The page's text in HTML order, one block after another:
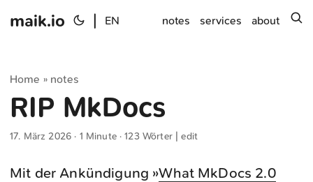
maik.io EN notes services about
Home » notes
RIP MkDocs
17. März 2026 · 1 Minute · 123 Wörter |edit
Mit der Ankündigung »What MkDocs 2.0